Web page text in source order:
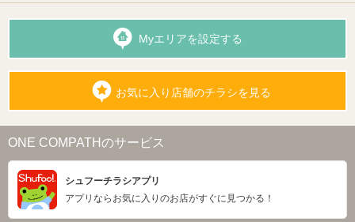
Myエリアを設定する
お気に入り店舗のチラシを見る
ONE COMPATHのサービス
シュフーチラシアプリ
アプリならお気に入りのお店がすぐに見つかる！